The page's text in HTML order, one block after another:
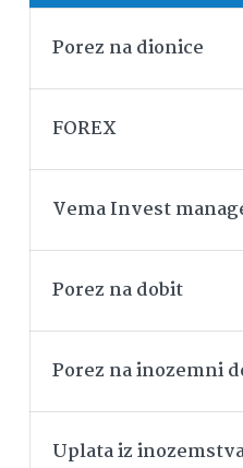
Porez na dionice
FOREX
Vema Invest
Porez na dobit
Porez na inozemni
Uplata iz